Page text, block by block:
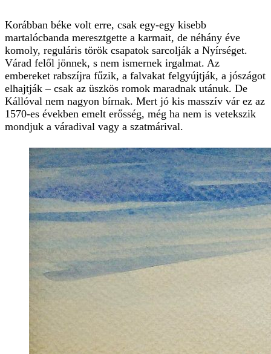
Korábban béke volt erre, csak egy-egy kisebb
martalócbanda meresztgette a karmait, de néhány éve
komoly, reguláris török csapatok sarcolják a Nyírséget.
Várad felől jönnek, s nem ismernek irgalmat. Az
embereket rabszíjra fűzik, a falvakat felgyújtják, a jószágot
elhajtják – csak az üszkös romok maradnak utánuk. De
Kállóval nem nagyon bírnak. Mert jó kis masszív vár ez az
1570-es években emelt erősség, még ha nem is vetekszik
mondjuk a váradival vagy a szatmárival.